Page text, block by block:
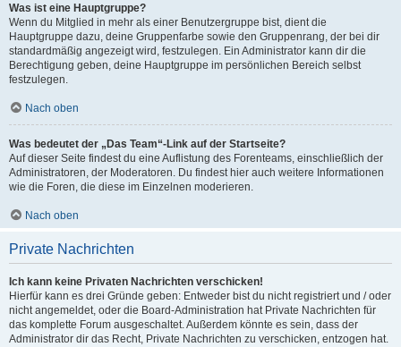
Was ist eine Hauptgruppe?
Wenn du Mitglied in mehr als einer Benutzergruppe bist, dient die
Hauptgruppe dazu, deine Gruppenfarbe sowie den Gruppenrang, der bei dir
standardmäßig angezeigt wird, festzulegen. Ein Administrator kann dir die
Berechtigung geben, deine Hauptgruppe im persönlichen Bereich selbst
festzulegen.
Nach oben
Was bedeutet der „Das Team“-Link auf der Startseite?
Auf dieser Seite findest du eine Auflistung des Forenteams, einschließlich der
Administratoren, der Moderatoren. Du findest hier auch weitere Informationen
wie die Foren, die diese im Einzelnen moderieren.
Nach oben
Private Nachrichten
Ich kann keine Privaten Nachrichten verschicken!
Hierfür kann es drei Gründe geben: Entweder bist du nicht registriert und / oder
nicht angemeldet, oder die Board-Administration hat Private Nachrichten für
das komplette Forum ausgeschaltet. Außerdem könnte es sein, dass der
Administrator dir das Recht, Private Nachrichten zu verschicken, entzogen hat.